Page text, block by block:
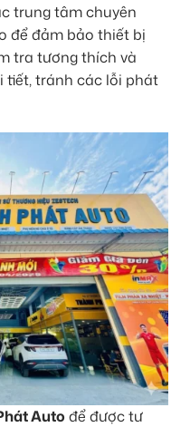
trung tâm chuyên
để đảm bảo thiết bị
tra tương thích và
tiết, tránh các lỗi phát
Auto để được tư